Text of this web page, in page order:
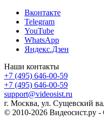
Вконтакте
Telegram
YouTube
WhatsApp
Яндекс.Дзен
Наши контакты
+7 (495) 646-00-59
+7 (495) 646-00-59
support@videosist.ru
г. Москва, ул. Сущевский
© 2010-2026